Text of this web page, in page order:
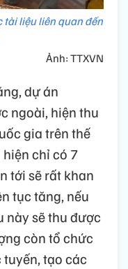
liệu liên quan đến
Ảnh: TTXVN
dự án
ngoài, hiện thu
gia trên thế
chỉ có 7
tới sẽ rất khan
tục tăng, nếu
này sẽ thu được
còn tổ chức
tạo các